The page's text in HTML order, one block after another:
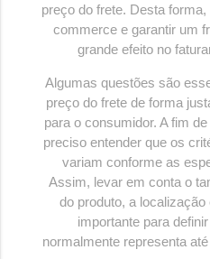
preço do frete. Desta
commerce e garantir um
grande efeito no
Algumas questões são
preço do frete de forma
para o consumidor. A fim
preciso entender que os
variam conforme as
Assim, levar em conta o
do produto, a
importante para
normalmente representa